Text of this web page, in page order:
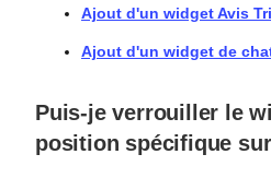
Ajout d'un widget Avis
Ajout d'un widget de
Puis-je verrouiller le
position spécifique